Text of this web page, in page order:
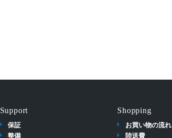
Support
保証
整備
Shopping
お買い物の流れ
陸送費